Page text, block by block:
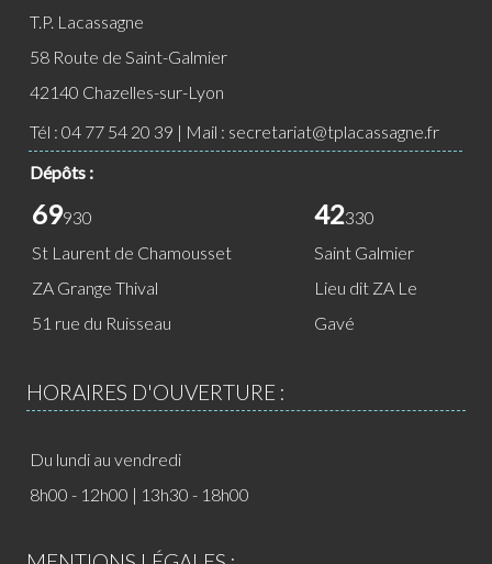
T.P. Lacassagne
58 Route de Saint-Galmier
42140 Chazelles-sur-Lyon
Tél :04 77 54 20 39 | Mail : secretariat@tplacassagne.fr
Dépôts :
69930
St Laurent de Chamousset
ZA Grange Thival
51 rue du Ruisseau
42330
Saint Galmier
Lieu dit ZA Le
Gavé
HORAIRES D'OUVERTURE :
Du lundi au vendredi
8h00 - 12h00 | 13h30 - 18h00